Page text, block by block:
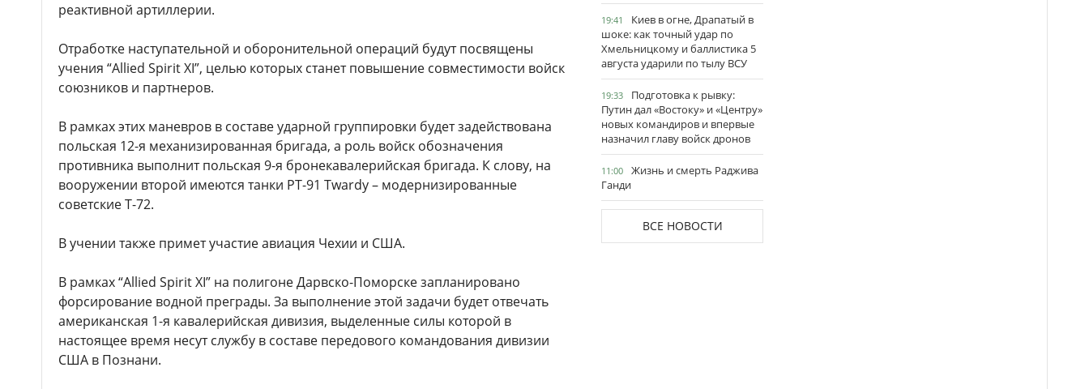
реактивной артиллерии.
Отработке наступательной и оборонительной операций будут посвящены
учения “Allied Spirit XI”, целью которых станет повышение совместимости войск
союзников и партнеров.
В рамках этих маневров в составе ударной группировки будет задействована
польская 12-я механизированная бригада, а роль войск обозначения
противника выполнит польская 9-я бронекавалерийская бригада. К слову, на
вооружении второй имеются танки PT-91 Twardy – модернизированные
советские Т-72.
В учении также примет участие авиация Чехии и США.
В рамках “Allied Spirit XI” на полигоне Дарвско-Поморске запланировано
форсирование водной преграды. За выполнение этой задачи будет отвечать
американская 1-я кавалерийская дивизия, выделенные силы которой в
настоящее время несут службу в составе передового командования дивизии
США в Познани.
19:41
Киев в огне, Драпатый в
шоке: как точный удар по
Хмельницкому и баллистика 5
августа ударили по тылу ВСУ
19:33
Подготовка к рывку:
Путин дал «Востоку» и «Центру»
новых командиров и впервые
назначил главу войск дронов
11:00
Жизнь и смерть Раджива
Ганди
ВСЕ НОВОСТИ